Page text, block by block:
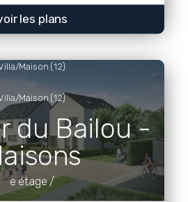
les plans
Maison (12)
Maison (12)
du Bailou -
e étage /